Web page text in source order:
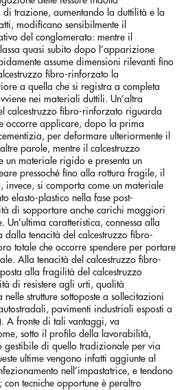
di trazione, aumentando la duttilità e la
modificano sensibilmente il
del conglomerato: mentre il
quasi subito dopo l’apparizione
assume dimensioni rilevanti fino
fibro-rinforzato la
a quella che si registra a completa
nei materiali duttili. Un’altra
calcestruzzo fibro-rinforzato riguarda
occorre applicare, dopo la prima
per deformare ulteriormente il
parole, mentre il calcestruzzo
un materiale rigido e presenta un
pressoché fino alla rottura fragile, il
invece, si comporta come un materiale
elasto-plastico nella fase post-
di sopportare anche carichi maggiori
Un’ultima caratteristica, connessa alla
dalla tenacità del calcestruzzo fibro-
totale che occorre spendere per portare
Alla tenacità del calcestruzzo fibro-
alla fragilità del calcestruzzo
di resistere agli urti, qualità
strutture sottoposte a sollecitazioni
pavimenti industriali esposti a
A fronte di tali vantaggi, va
sotto il profilo della lavorabilità,
gestibile di quello tradizionale per via
ultime vengono infatti aggiunte al
nell’impastatrice, e tendono
tecniche opportune è peraltro